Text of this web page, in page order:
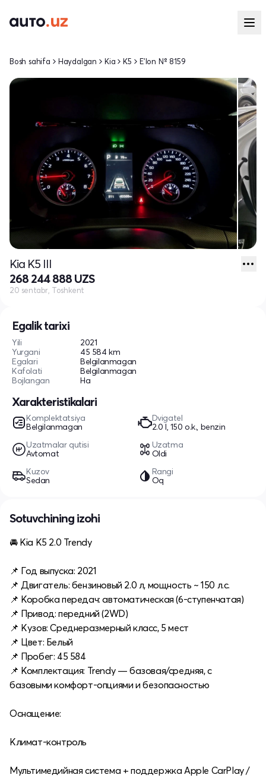
Egalik tarixi
Yili
2021
Yurgani
45 584 km
Egalari
Belgilanmagan
Kafolati
Belgilanmagan
Bojlangan
Ha
Xarakteristikalari
Komplektatsiya
Belgilanmagan
Dvigatel
2.0 l, 150 o.k., benzin
Uzatmalar qutisi
Avtomat
Uzatma
Oldi
Kuzov
Sedan
Rangi
Oq
Bosh sahifa Haydalgan Kia K5 E'lon № 8159
Kia K5 III
268 244 888 UZS
20 sentabr, Toshkent
Sotuvchining izohi
🚘 Kia K5 2.0 Trendy
📌 Год выпуска: 2021
📌 Двигатель: бензиновый 2.0 л, мощность ~ 150 л.с.
📌 Коробка передач: автоматическая (6-ступенчатая)
📌 Привод: передний (2WD)
📌 Кузов: Среднеразмерный класс, 5 мест
📌 Цвет: Белый
📌 Пробег: 45 584
📌 Комплектация: Trendy — базовая/средняя, с
базовыми комфорт-опциями и безопасностью
Оснащение:
Климат-контроль
Мультимедийная система + поддержка Apple CarPlay /